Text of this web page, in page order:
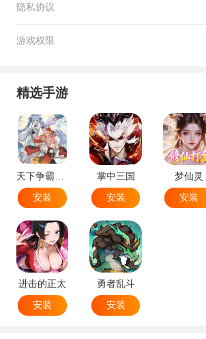
隐私协议
游戏权限
精选手游
天下争霸三国志
安装
掌中三国
安装
梦仙灵
安装
进击的正太
安装
勇者乱斗
安装